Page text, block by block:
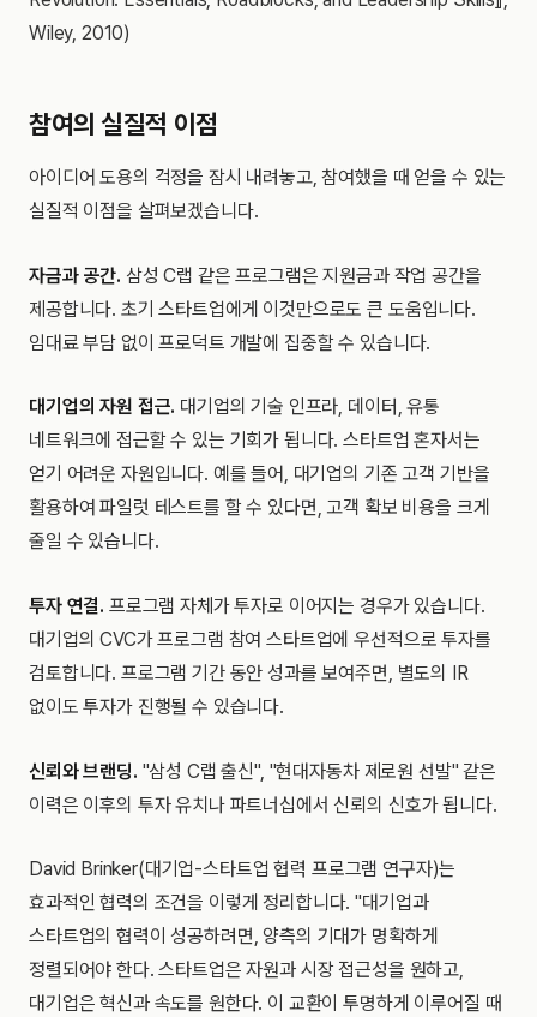
Wiley, 2010)
참여의 실질적 이점
아이디어 도용의 걱정을 잠시 내려놓고, 참여했을 때 얻을 수 있는
실질적 이점을 살펴보겠습니다.
자금과 공간. 삼성 C랩 같은 프로그램은 지원금과 작업 공간을
제공합니다. 초기 스타트업에게 이것만으로도 큰 도움입니다.
임대료 부담 없이 프로덕트 개발에 집중할 수 있습니다.
대기업의 자원 접근. 대기업의 기술 인프라, 데이터, 유통
네트워크에 접근할 수 있는 기회가 됩니다. 스타트업 혼자서는
얻기 어려운 자원입니다. 예를 들어, 대기업의 기존 고객 기반을
활용하여 파일럿 테스트를 할 수 있다면, 고객 확보 비용을 크게
줄일 수 있습니다.
투자 연결. 프로그램 자체가 투자로 이어지는 경우가 있습니다.
대기업의 CVC가 프로그램 참여 스타트업에 우선적으로 투자를
검토합니다. 프로그램 기간 동안 성과를 보여주면, 별도의 IR
없이도 투자가 진행될 수 있습니다.
신뢰와 브랜딩. "삼성 C랩 출신", "현대자동차 제로원 선발" 같은
이력은 이후의 투자 유치나 파트너십에서 신뢰의 신호가 됩니다.
David Brinker(대기업-스타트업 협력 프로그램 연구자)는
효과적인 협력의 조건을 이렇게 정리합니다. "대기업과
스타트업의 협력이 성공하려면, 양측의 기대가 명확하게
정렬되어야 한다. 스타트업은 자원과 시장 접근성을 원하고,
대기업은 혁신과 속도를 원한다. 이 교환이 투명하게 이루어질 때